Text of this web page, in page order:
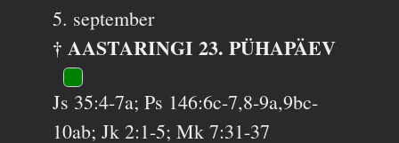
5. september
† AASTARINGI 23. PÜHAPÄEV
Js 35:4-7a; Ps 146:6c-7,8-9a,9bc-
10ab; Jk 2:1-5; Mk 7:31-37